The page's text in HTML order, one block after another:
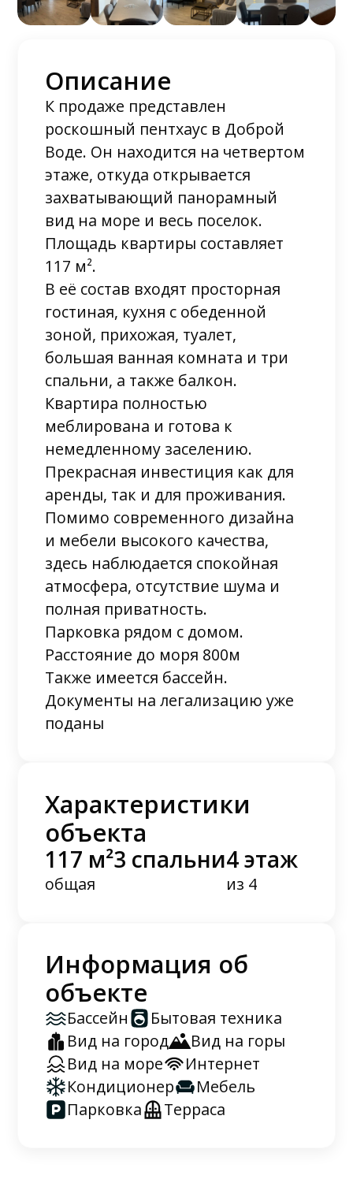
Описание
К продаже представлен
роскошный пентхаус в Доброй
Воде. Он находится на четвертом
этаже, откуда открывается
захватывающий панорамный
вид на море и весь поселок.
Площадь квартиры составляет
117 м².
В её состав входят просторная
гостиная, кухня с обеденной
зоной, прихожая, туалет,
большая ванная комната и три
спальни, а также балкон.
Квартира полностью
меблирована и готова к
немедленному заселению.
Прекрасная инвестиция как для
аренды, так и для проживания.
Помимо современного дизайна
и мебели высокого качества,
здесь наблюдается спокойная
атмосфера, отсутствие шума и
полная приватность.
Парковка рядом с домом.
Расстояние до моря 800м
Также имеется бассейн.
Документы на легализацию уже
поданы
Характеристики
объекта
117 м²
общая
3 спальни4 этаж
из 4
Информация об
объекте
Бассейн
Бытовая техника
Вид на город
Вид на горы
Вид на море
Интернет
Кондиционер
Мебель
Парковка
Терраса